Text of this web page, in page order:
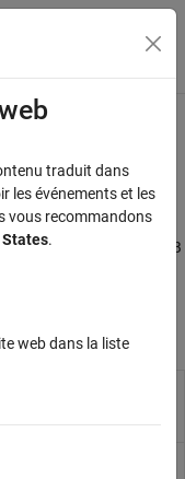
du menu
code in the
MATLAB
model
traduit dans
les événements et les
vous recommandons
.
web dans la liste